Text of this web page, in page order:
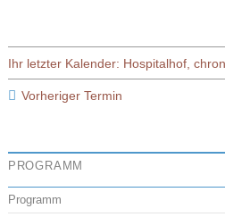
Ihr letzter Kalender: Hospitalhof,
Vorheriger Termin
PROGRAMM
Programm